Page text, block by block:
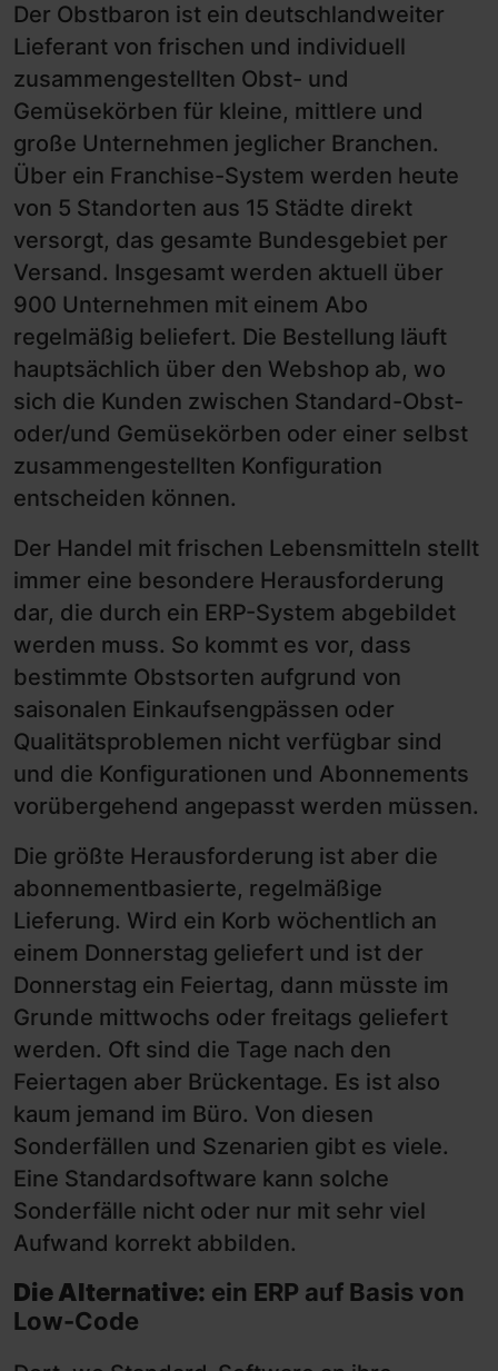
Der Obstbaron ist ein deutschlandweiter
Lieferant von frischen und individuell
zusammengestellten Obst- und
Gemüsekörben für kleine, mittlere und
große Unternehmen jeglicher Branchen.
Über ein Franchise-System werden heute
von 5 Standorten aus 15 Städte direkt
versorgt, das gesamte Bundesgebiet per
Versand. Insgesamt werden aktuell über
900 Unternehmen mit einem Abo
regelmäßig beliefert. Die Bestellung läuft
hauptsächlich über den Webshop ab, wo
sich die Kunden zwischen Standard-Obst-
oder/und Gemüsekörben oder einer selbst
zusammengestellten Konfiguration
entscheiden können.
Der Handel mit frischen Lebensmitteln stellt
immer eine besondere Herausforderung
dar, die durch ein ERP-System abgebildet
werden muss. So kommt es vor, dass
bestimmte Obstsorten aufgrund von
saisonalen Einkaufsengpässen oder
Qualitätsproblemen nicht verfügbar sind
und die Konfigurationen und Abonnements
vorübergehend angepasst werden müssen.
Die größte Herausforderung ist aber die
abonnementbasierte, regelmäßige
Lieferung. Wird ein Korb wöchentlich an
einem Donnerstag geliefert und ist der
Donnerstag ein Feiertag, dann müsste im
Grunde mittwochs oder freitags geliefert
werden. Oft sind die Tage nach den
Feiertagen aber Brückentage. Es ist also
kaum jemand im Büro. Von diesen
Sonderfällen und Szenarien gibt es viele.
Eine Standardsoftware kann solche
Sonderfälle nicht oder nur mit sehr viel
Aufwand korrekt abbilden.
Die Alternative: ein ERP auf Basis von
Low-Code